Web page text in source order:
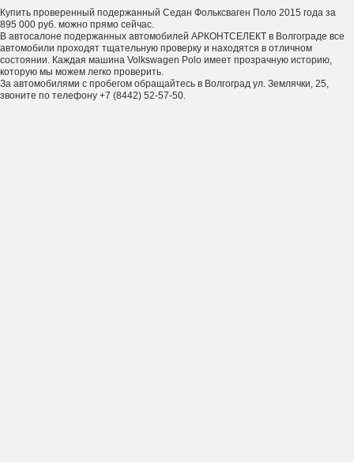
Купить проверенный подержанный Седан Фольксваген Поло 2015 года за
895 000 руб. можно прямо сейчас.
В автосалоне подержанных автомобилей АРКОНТСЕЛЕКТ в Волгограде все
автомобили проходят тщательную проверку и находятся в отличном
состоянии. Каждая машина Volkswagen Polo имеет прозрачную историю,
которую мы можем легко проверить.
За автомобилями с пробегом обращайтесь в Волгоград ул. Землячки, 25,
звоните по телефону +7 (8442) 52-57-50.